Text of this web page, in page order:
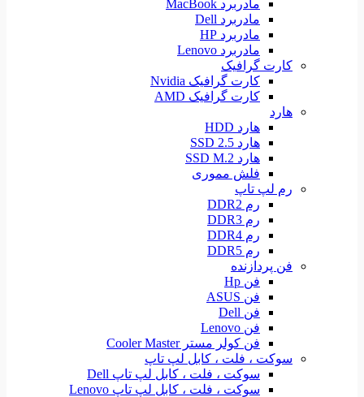
مادربرد MacBook
مادربرد Dell
مادربرد HP
مادربرد Lenovo
کارت گرافیک
کارت گرافیک Nvidia
کارت گرافیک AMD
هارد
هارد HDD
هارد SSD 2.5
هارد SSD M.2
فلش مموری
رم لپ تاپ
رم DDR2
رم DDR3
رم DDR4
رم DDR5
فن پردازنده
فن Hp
فن ASUS
فن Dell
فن Lenovo
فن کولر مستر Cooler Master
سوکت ، فلت ، کابل لپ تاپ
سوکت ، فلت ، کابل لپ تاپ Dell
سوکت ، فلت ، کابل لپ تاپ Lenovo